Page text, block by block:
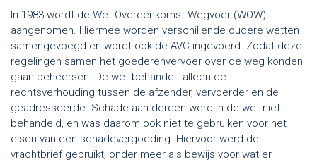
In 1983 wordt de Wet Overeenkomst Wegvoer (WOW)
aangenomen. Hiermee worden verschillende oudere wetten
samengevoegd en wordt ook de AVC ingevoerd. Zodat deze
regelingen samen het goederenvervoer over de weg konden
gaan beheersen. De wet behandelt alleen de
rechtsverhouding tussen de afzender, vervoerder en de
geadresseerde. Schade aan derden werd in de wet niet
behandeld, en was daarom ook niet te gebruiken voor het
eisen van een schadevergoeding. Hiervoor werd de
vrachtbrief gebruikt, onder meer als bewijs voor wat er